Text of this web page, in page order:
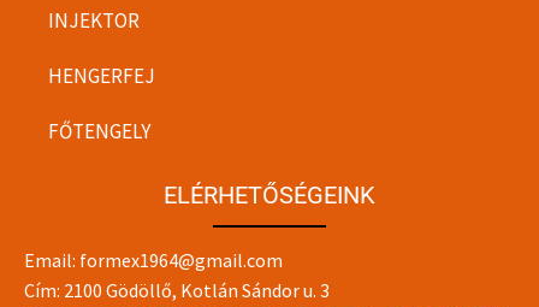
INJEKTOR
HENGERFEJ
FŐTENGELY
ELÉRHETŐSÉGEINK
Email: formex1964@gmail.com
Cím: 2100 Gödöllő, Kotlán Sándor u. 3